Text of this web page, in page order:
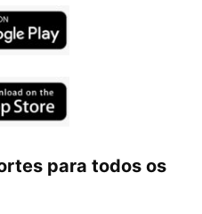
para todos os